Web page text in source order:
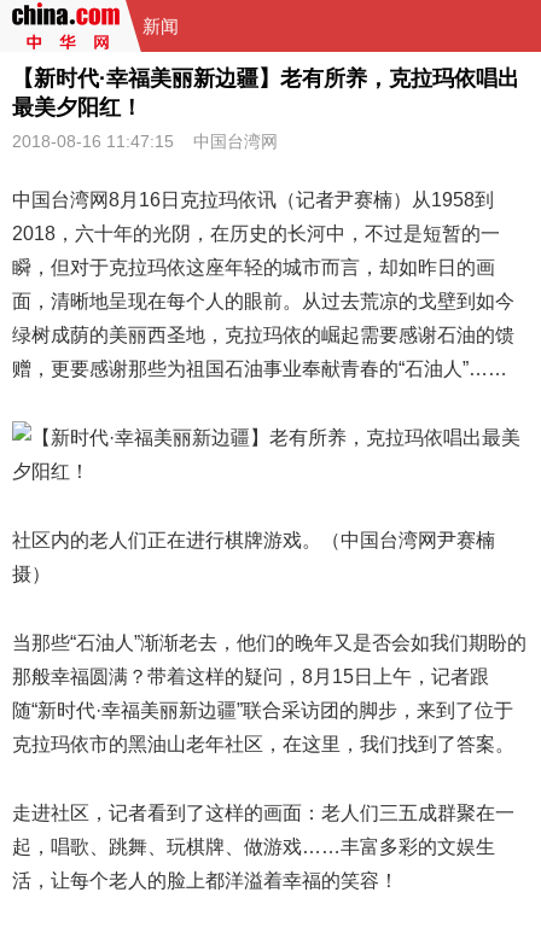
新闻
【新时代·幸福美丽新边疆】老有所养，克拉玛依唱出
最美夕阳红！
2018-08-16 11:47:15 中国台湾网
中国台湾网8月16日克拉玛依讯（记者尹赛楠）从1958到
2018，六十年的光阴，在历史的长河中，不过是短暂的一
瞬，但对于克拉玛依这座年轻的城市而言，却如昨日的画
面，清晰地呈现在每个人的眼前。从过去荒凉的戈壁到如今
绿树成荫的美丽西圣地，克拉玛依的崛起需要感谢石油的馈
赠，更要感谢那些为祖国石油事业奉献青春的“石油人”……
社区内的老人们正在进行棋牌游戏。（中国台湾网尹赛楠
摄）
当那些“石油人”渐渐老去，他们的晚年又是否会如我们期盼的
那般幸福圆满？带着这样的疑问，8月15日上午，记者跟
随“新时代·幸福美丽新边疆”联合采访团的脚步，来到了位于
克拉玛依市的黑油山老年社区，在这里，我们找到了答案。
走进社区，记者看到了这样的画面：老人们三五成群聚在一
起，唱歌、跳舞、玩棋牌、做游戏……丰富多彩的文娱生
活，让每个老人的脸上都洋溢着幸福的笑容！